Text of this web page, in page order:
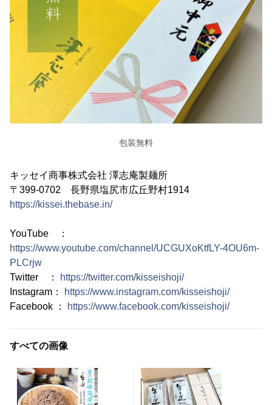
包装無料
キッセイ商事株式会社 澤志庵製麺所
〒399-0702 長野県塩尻市広丘野村1914
https://kissei.thebase.in/
YouTube ：
https://www.youtube.com/channel/UCGUXoKtfLY-4OU6m-
PLCrjw
Twitter ：
https://twitter.com/kisseishoji/
Instagram：
https://www.instagram.com/kisseishoji/
Facebook ：
https://www.facebook.com/kisseishoji/
すべての画像